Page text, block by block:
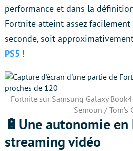
performance et dans la
Fortnite atteint assez
seconde, soit
PS5 !
Fortnite sur Samsung Galaxy
Semoun / Tom’s
🔋Une autonomie en
streaming vidéo